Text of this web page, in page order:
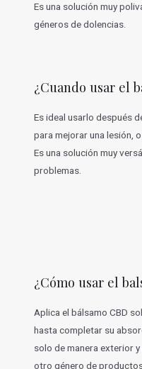
Es una solución muy
géneros de dolencias.
¿Cuando usar el
Es ideal usarlo después
para mejorar una lesión,
Es una solución muy
problemas.
¿Cómo usar el
Aplica el bálsamo CBD
hasta completar su
solo de manera exterior
otro género de